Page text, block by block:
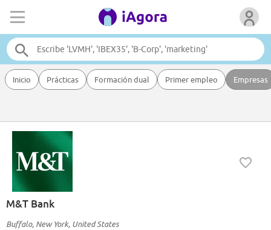
Inicio Prácticas Formación dual Primer empleo Empresas
M&T Bank
Buffalo, New York, United States